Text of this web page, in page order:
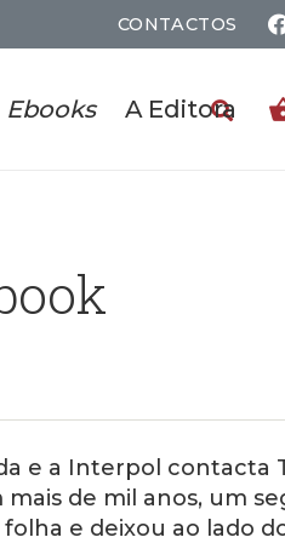
CONTACTOS
Ebooks A Editora
e a Interpol contacta
de mil anos, um
e deixou ao lado